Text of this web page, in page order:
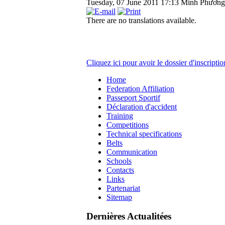
Tuesday, 07 June 2011 17:13 Minh
There are no translations available.
Cliquez ici pour avoir le dossier
Home
Federation Affiliation
Passeport Sportif
Déclaration d'accident
Training
Competitions
Technical specifications
Belts
Communication
Schools
Contacts
Links
Partenariat
Sitemap
Dernières Actualitées